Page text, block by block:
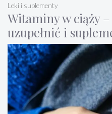
Witaminy w ciąży
uzupełnić i
Leki i suplementy